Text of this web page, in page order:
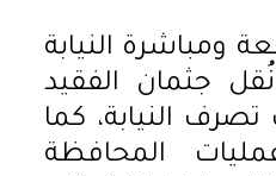
ومباشرة النيابة
جثمان الفقيد
النيابة، كما
المحافظة